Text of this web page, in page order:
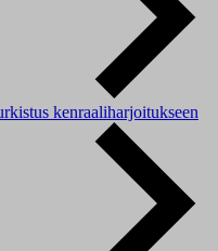
kenraaliharjoitukseen